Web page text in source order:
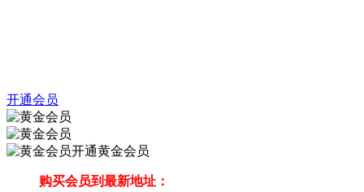
开通会员
开通黄金会员
购买会员到最新地址：